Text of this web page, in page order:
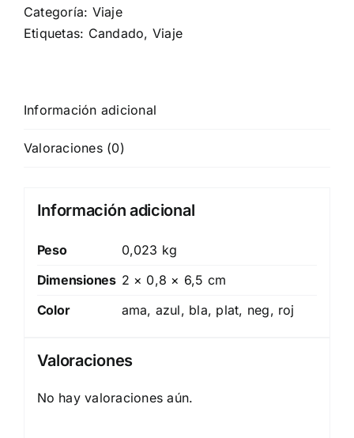
Categoría: Viaje
Etiquetas: Candado, Viaje
Información adicional
Valoraciones (0)
Información adicional
Peso
0,023 kg
Dimensiones 2 × 0,8 × 6,5 cm
Color
ama, azul, bla, plat, neg, roj
Valoraciones
No hay valoraciones aún.